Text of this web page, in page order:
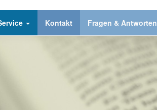
Kontakt Fragen & Antworten